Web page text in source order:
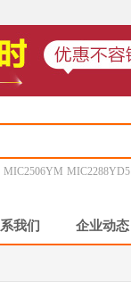
MIC2506YM MIC2288YD5
我们 企业动态